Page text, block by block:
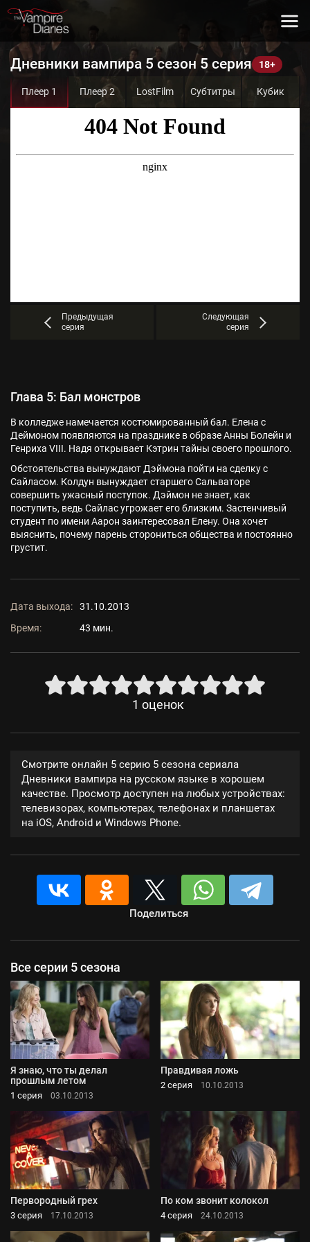
Дневники вампира 5 сезон 5 серия
Плеер 1 Плеер 2 LostFilm Субтитры Кубик
Предыдущая
серия
Следующая
серия
Глава 5: Бал монстров
В колледже намечается костюмированный бал. Елена с
Деймоном появляются на празднике в образе Анны Болейн и
Генриха VIII. Надя открывает Кэтрин тайны своего прошлого.
Обстоятельства вынуждают Дэймона пойти на сделку с
Сайласом. Колдун вынуждает старшего Сальваторе
совершить ужасный поступок. Дэймон не знает, как
поступить, ведь Сайлас угрожает его близким. Застенчивый
студент по имени Аарон заинтересовал Елену. Она хочет
выяснить, почему парень сторониться общества и постоянно
грустит.
Дата выхода:
31.10.2013
Время:
43 мин.
1 оценок
Смотрите онлайн 5 серию 5 сезона сериала
Дневники вампира на русском языке в хорошем
качестве. Просмотр доступен на любых устройствах:
телевизорах, компьютерах, телефонах и планшетах
на iOS, Android и Windows Phone.
Поделиться
Все серии 5 сезона
Я знаю, что ты делал
прошлым летом
1 серия 03.10.2013
Правдивая ложь
2 серия 10.10.2013
Первородный грех
3 серия 17.10.2013
По ком звонит колокол
4 серия 24.10.2013